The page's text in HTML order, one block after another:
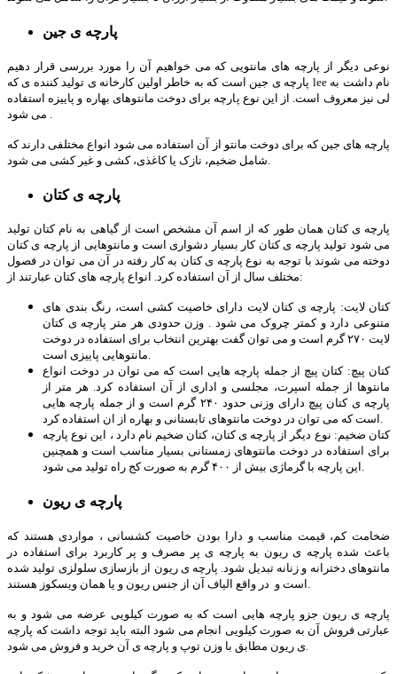
پارچه ی جین
نوعی دیگر از پارچه های مانتویی که می خواهیم آن را مورد بررسی قرار دهیم
پارچه ی جین است که به خاطر اولین کارخانه ی تولید کننده ی که lee نام داشت به
لی نیز معروف است. از این نوع پارچه برای دوخت مانتوهای بهاره و پاییزه استفاده
پارچه های جین که برای دوخت مانتو از آن استفاده می شود انواع مختلفی دارند که
پارچه ی کتان
پارچه ی کتان همان طور که از اسم آن مشخص است از گیاهی به نام کتان تولید
می شود تولید پارچه ی کتان کار بسیار دشواری است و مانتوهایی از پارچه ی کتان
دوخته می شوند با توجه به نوع پارچه ی کتان به کار رفته در آن می توان در فصول
مختلف سال از آن استفاده کرد. انواع پارچه های کتان عبارتند از:
کتان لایت: پارچه ی کتان لایت دارای خاصیت کشی است، رنگ بندی های
متنوعی دارد و کمتر چروک می شود . وزن حدودی هر متر پارچه ی کتان
لایت ۲۷۰ گرم است و می توان گفت بهترین انتخاب برای استفاده در دوخت
مانتوهایی پاییزی است.
کتان پیچ: کتان پیچ از جمله پارچه هایی است که می توان در دوخت انواع
مانتوها از جمله اسپرت، مجلسی و اداری از آن استفاده کرد. هر متر از
پارچه ی کتان پیچ دارای وزنی حدود ۲۴۰ گرم است و از جمله پارچه هایی
است که می توان در دوخت مانتوهای تابستانی و بهاره از ان استفاده کرد.
کتان ضخیم: نوع دیگر از پارچه ی کتان، کتان ضخیم نام دارد ، این نوع پارچه
برای استفاده در دوخت مانتوهای زمستانی بسیار مناسب است و همچنین
این پارچه با گرماژی بیش از ۴۰۰ گرم به صورت کج راه تولید می شود.
پارچه ی ریون
ضخامت کم، قیمت مناسب و دارا بودن خاصیت کشسانی ، مواردی هستند که
باعث شده پارچه ی ریون به پارچه ی پر مصرف و پر کاربرد برای استفاده در
مانتوهای دخترانه و زنانه تبدیل شود. پارچه ی ریون از بازسازی سلولزی تولید شده
پارچه ی ریون جزو پارچه هایی است که به صورت کیلویی عرضه می شود و به
عبارتی فروش آن به صورت کیلویی انجام می شود البته باید توجه داشت که پارچه